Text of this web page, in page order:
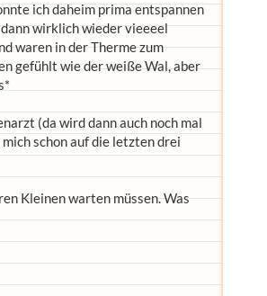
ich daheim prima entspannen
wirklich wieder vieeeel
waren in der Therme zum
gefühlt wie der weiße Wal, aber
(da wird dann auch noch mal
schon auf die letzten drei
Kleinen warten müssen. Was